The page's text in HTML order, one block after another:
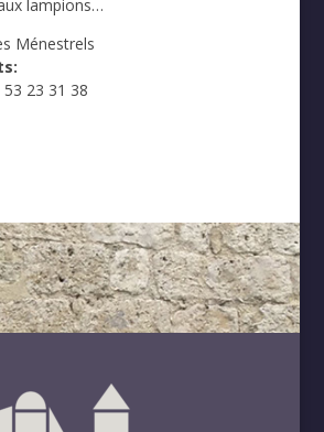
lampions…
Ménestrels
23 31 38